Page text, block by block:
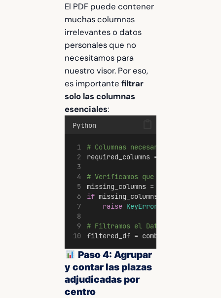
El PDF puede contener
muchas columnas
irrelevantes o datos
personales que no
necesitamos para
nuestro visor. Por eso,
es importantefiltrar
solo las columnas
esenciales:
Python
# Columnas necesarias para
required_columns = [
# Verificamos que todas las
missing_columns =
if missing_columns:
raise KeyError
# Filtramos el DataFrame para
filtered_df =
Paso 4: Agrupar
y contar las plazas
adjudicadas por
centro